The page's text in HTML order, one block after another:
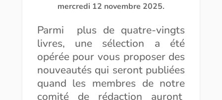
mercredi 12 novembre 2025.
Parmi plus de quatre-vingts
livres, une sélection a été
opérée pour vous proposer des
nouveautés qui seront publiées
quand les membres de notre
comité de rédaction auront